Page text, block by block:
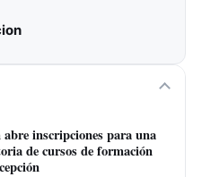
inscripciones para una
de cursos de formación